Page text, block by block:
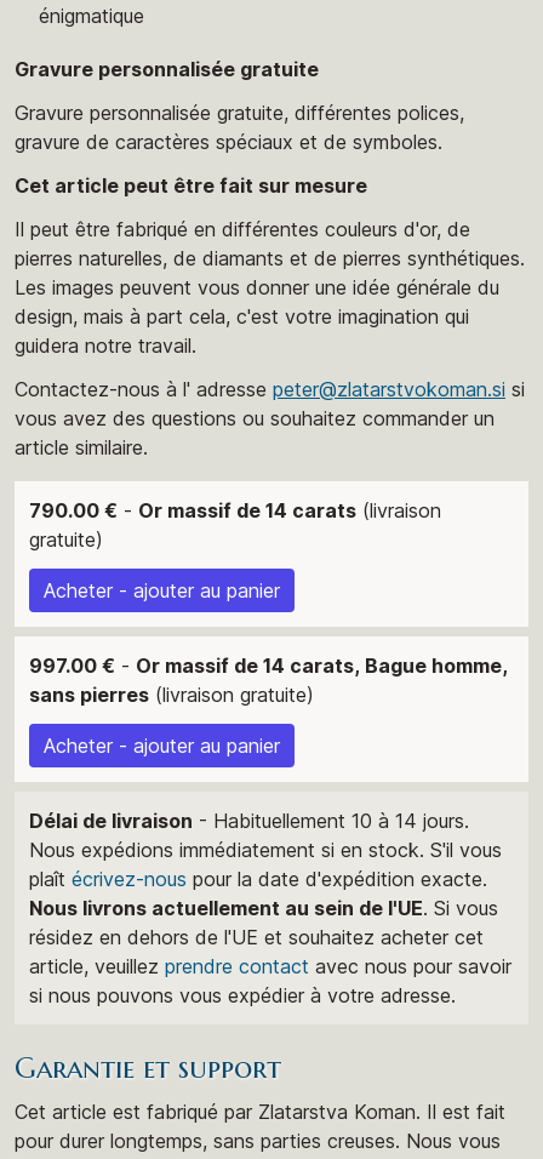
énigmatique
Gravure personnalisée gratuite
Gravure personnalisée gratuite, différentes polices,
gravure de caractères spéciaux et de symboles.
Cet article peut être fait sur mesure
Il peut être fabriqué en différentes couleurs d'or, de
pierres naturelles, de diamants et de pierres synthétiques.
Les images peuvent vous donner une idée générale du
design, mais à part cela, c'est votre imagination qui
guidera notre travail.
Contactez-nous à l' adresse peter@zlatarstvokoman.si si
vous avez des questions ou souhaitez commander un
article similaire.
790.00 € - Or massif de 14 carats (livraison
gratuite)
Acheter - ajouter au panier
997.00 € - Or massif de 14 carats, Bague homme,
sans pierres (livraison gratuite)
Acheter - ajouter au panier
Délai de livraison - Habituellement 10 à 14 jours.
Nous expédions immédiatement si en stock. S'il vous
plaît écrivez-nous pour la date d'expédition exacte.
Nous livrons actuellement au sein de l'UE. Si vous
résidez en dehors de l'UE et souhaitez acheter cet
article, veuillez prendre contact avec nous pour savoir
si nous pouvons vous expédier à votre adresse.
Garantie et support
Cet article est fabriqué par Zlatarstva Koman. Il est fait
pour durer longtemps, sans parties creuses. Nous vous